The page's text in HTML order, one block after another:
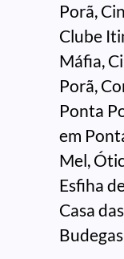
Porã,
Clube
Máfia,
Porã,
Ponta
em
Mel,
Esfiha
Casa